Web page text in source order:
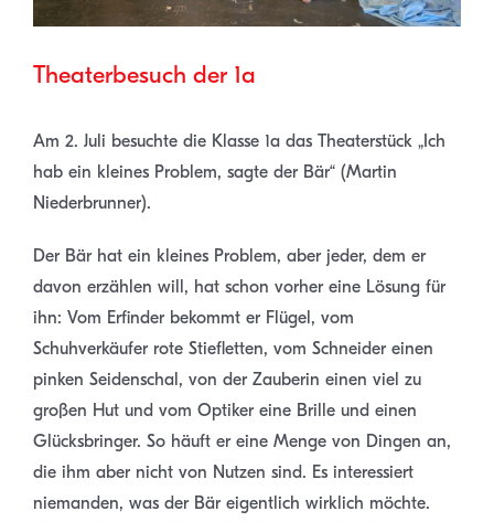
Theaterbesuch der 1a
Am 2. Juli besuchte die Klasse 1a das Theaterstück „Ich
hab ein kleines Problem, sagte der Bär“ (Martin
Niederbrunner).
Der Bär hat ein kleines Problem, aber jeder, dem er
davon erzählen will, hat schon vorher eine Lösung für
ihn: Vom Erfinder bekommt er Flügel, vom
Schuhverkäufer rote Stiefletten, vom Schneider einen
pinken Seidenschal, von der Zauberin einen viel zu
großen Hut und vom Optiker eine Brille und einen
Glücksbringer. So häuft er eine Menge von Dingen an,
die ihm aber nicht von Nutzen sind. Es interessiert
niemanden, was der Bär eigentlich wirklich möchte.